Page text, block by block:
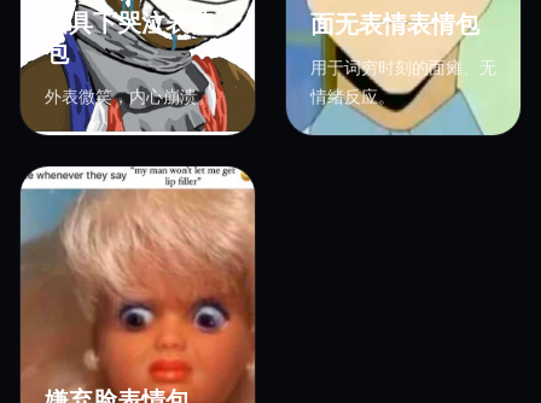
面具下哭泣表情
包
外表微笑，内心崩溃。
面无表情表情包
用于词穷时刻的面瘫、无
情绪反应。